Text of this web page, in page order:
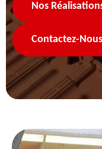
Nos
Contactez-Nous